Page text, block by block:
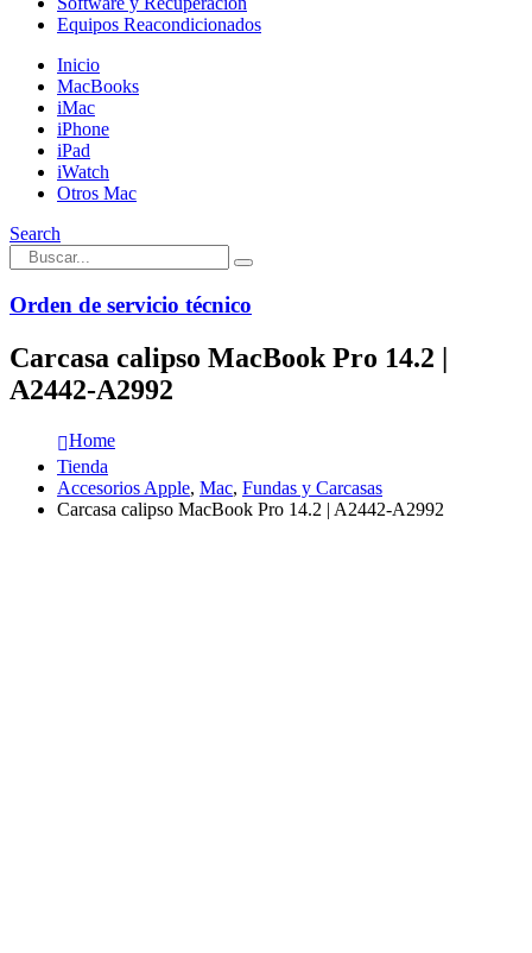
Equipos Reacondicionados
Inicio
MacBooks
iMac
iPhone
iPad
iWatch
Otros Mac
Search
Orden de servicio técnico
Carcasa calipso MacBook Pro 14.2 |
A2442-A2992
Home
Tienda
Accesorios Apple, Mac, Fundas y Carcasas
Carcasa calipso MacBook Pro 14.2 | A2442-A2992